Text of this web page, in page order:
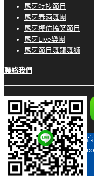
尾牙特技節目
尾牙春酒舞團
尾牙模仿搞笑節目
尾牙Live樂團
尾牙節目舞龍舞獅
聯絡我們